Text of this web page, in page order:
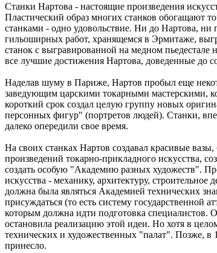
Станки Нартова - настоящие произведения
Пластический образ многих станков обогащают
станками - одно удовольствие. Ни до Нартова, ни
гильоширных работ, хранящемся в Эрмитаже,
станок с выгравированной на медном
все лучшие достижения Нартова, доведенные до
Наделав шуму в Париже, Нартов пробыл еще
заведующим царскими токарными мастерскими,
короткий срок создал целую группу новых
персонных фигур" (портретов людей). Станки,
далеко опередили свое время.
На своих станках Нартов создавал красивые
произведений токарно-прикладного искусства,
создать особую "Академию разных художеств".
искусства - механику, архитектуру,
должна была являться Академией технических
присуждаться (то есть систему
которым должна идти подготовка специалистов.
остановила реализацию этой идеи. Но хотя в
технических и художественных "палат". Позже, в
принесло.